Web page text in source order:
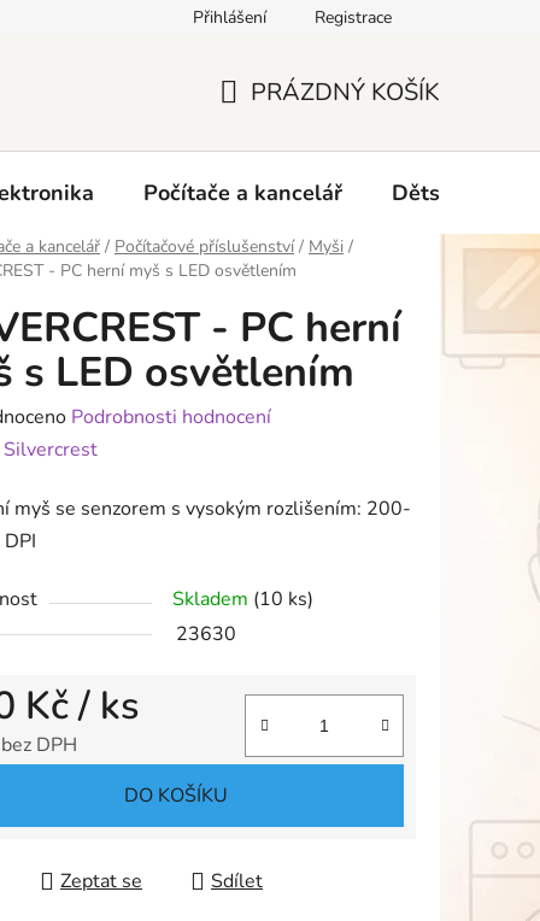
Přihlášení Registrace
KOŠÍK
PRÁZDNÝ KOŠÍK
Počítače a kancelář Dětské zboží
a kancelář / Počítačové příslušenství / Myši /
- PC herní myš s LED osvětlením
- PC herní
s LED osvětlením
Podrobnosti hodnocení
Silvercrest
myš se senzorem s vysokým rozlišením: 200-
Skladem (10 ks)
23630
Kč/ ks
DPH
DO KOŠÍKU
Zeptat se Sdílet